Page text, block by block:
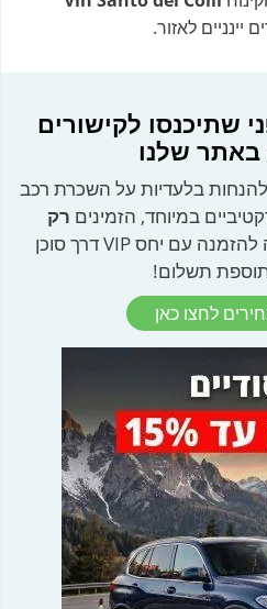
יינניים לאזור.
שתיכנסו לקישורים
באתר שלנו
להנחות בלעדיות על השכרת רכב
במיוחד, הזמינים רק
, כולל גישה להזמנה עם יחס VIP דרך סוכן
תשלום!
לחצו כאן